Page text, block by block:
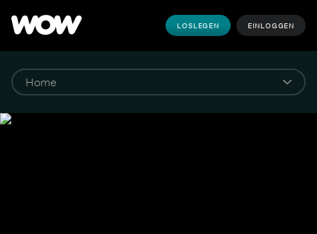
LOSLEGEN EINLOGGEN